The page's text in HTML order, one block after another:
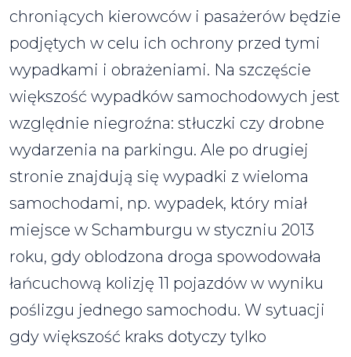
chroniących kierowców i pasażerów będzie
podjętych w celu ich ochrony przed tymi
wypadkami i obrażeniami. Na szczęście
większość wypadków samochodowych jest
względnie niegroźna: stłuczki czy drobne
wydarzenia na parkingu. Ale po drugiej
stronie znajdują się wypadki z wieloma
samochodami, np. wypadek, który miał
miejsce w Schamburgu w styczniu 2013
roku, gdy oblodzona droga spowodowała
łańcuchową kolizję 11 pojazdów w wyniku
poślizgu jednego samochodu. W sytuacji
gdy większość kraks dotyczy tylko